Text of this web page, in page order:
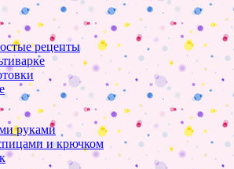
рецепты
руками
и крючком